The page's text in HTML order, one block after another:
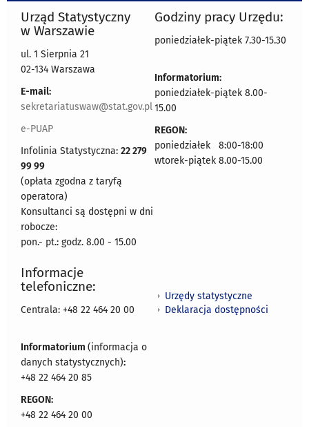
Urząd Statystyczny
w Warszawie
ul. 1 Sierpnia 21
02-134 Warszawa
E-mail:
sekretariatuswaw@stat.gov.pl
e-PUAP
Infolinia Statystyczna: 22 279
99 99
(opłata zgodna z taryfą
operatora)
Konsultanci są dostępni w dni
robocze:
pon.- pt.: godz. 8.00 - 15.00
Godziny pracy Urzędu:
poniedziałek-piątek 7.30-15.30
Informatorium:
poniedziałek-piątek 8.00-
15.00
REGON:
poniedziałek 8:00-18:00
wtorek-piątek 8.00-15.00
Informacje
telefoniczne:
Centrala: +48 22 464 20 00
Informatorium (informacja o
danych statystycznych):
+48 22 464 20 85
REGON:
+48 22 464 20 00
Urzędy statystyczne
Deklaracja dostępności